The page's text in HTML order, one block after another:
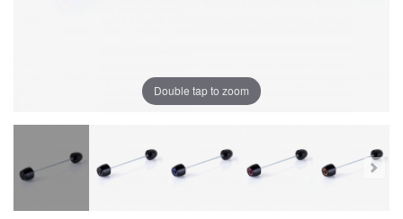
Double tap to zoom